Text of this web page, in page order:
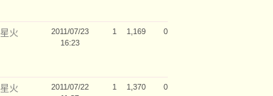
星火
2011/07/23
16:23
1 1,169 0
星火
2011/07/22
1 1,370 0